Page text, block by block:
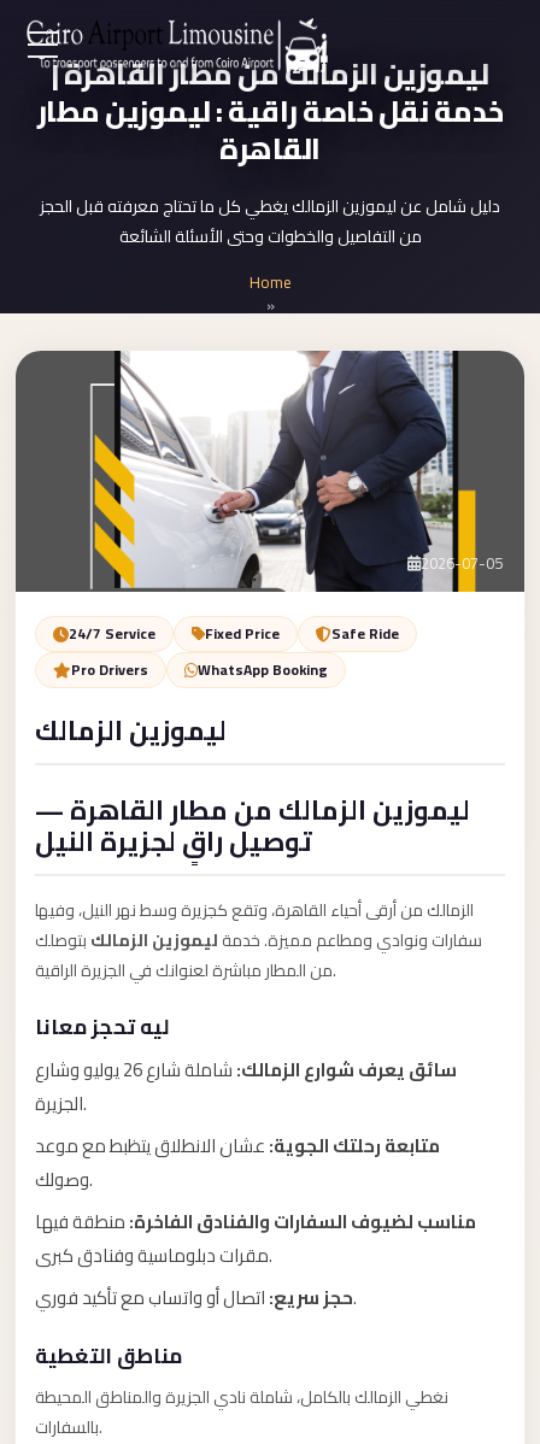
EN
AR
Home
Services
About Us
Contact Us
Book Now
ليموزين الزمالك من مطار القاهرة |
خدمة نقل خاصة راقية : ليموزين مطار
القاهرة
دليل شامل عن ليموزين الزمالك يغطي كل ما تحتاج معرفته قبل الحجز
من التفاصيل والخطوات وحتى الأسئلة الشائعة
Home
»
2026-07-05
24/7 Service Fixed Price
Safe Ride
Pro Drivers
WhatsApp Booking
ليموزين الزمالك
ليموزين الزمالك من مطار القاهرة —
توصيل راقٍ لجزيرة النيل
الزمالك من أرقى أحياء القاهرة، وتقع كجزيرة وسط نهر النيل، وفيها
سفارات ونوادي ومطاعم مميزة. خدمةليموزين الزمالكبتوصلك
من المطار مباشرة لعنوانك في الجزيرة الراقية.
ليه تحجز معانا
سائق يعرف شوارع الزمالك:
شاملة شارع 26 يوليو وشارع
الجزيرة.
متابعة رحلتك الجوية:عشان الانطلاق يتظبط مع موعد
وصولك.
مناسب لضيوف السفارات والفنادق الفاخرة:منطقة فيها
مقرات دبلوماسية وفنادق كبرى.
حجز سريع:اتصال أو واتساب مع تأكيد فوري.
مناطق التغطية
نغطي الزمالك بالكامل، شاملة نادي الجزيرة والمناطق المحيطة
بالسفارات.
Zamalek
Wedding
Cairo
Rental
Service
Wedding
VIP
Limousine
Premium
airport
ubre
Transfer
Airport
from
Anywhere
Transfer
Cairo
Airport
Transfer
Service
from
Cairo
Airport